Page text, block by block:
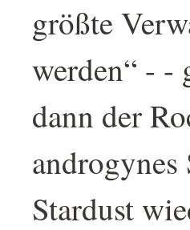
größte
werden“ - -
dann der
Stardust